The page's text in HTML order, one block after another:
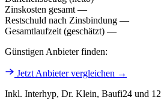
Zinskosten gesamt —
Restschuld nach Zinsbindung —
Gesamtlaufzeit (geschätzt) —
Günstigen Anbieter finden:
Jetzt Anbieter vergleichen →
Inkl. Interhyp, Dr. Klein, Baufi24 und